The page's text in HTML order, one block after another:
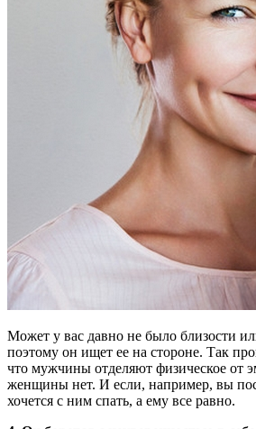
Может у вас давно не было близости
поэтому он ищет ее на стороне. Так
что мужчины отделяют физическое от
женщины нет. И если, например, вы
хочется с ним спать, а ему все равно.